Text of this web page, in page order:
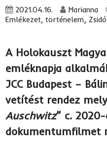
2021.04.16. Marianna
Emlékezet, történelem,
A Holokauszt
emléknapja
JCC Budapest –
vetítést rendez
Auschwitz” c.
dokumentumfilmet